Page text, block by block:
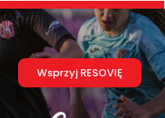
Wsprzyj RESOVIĘ